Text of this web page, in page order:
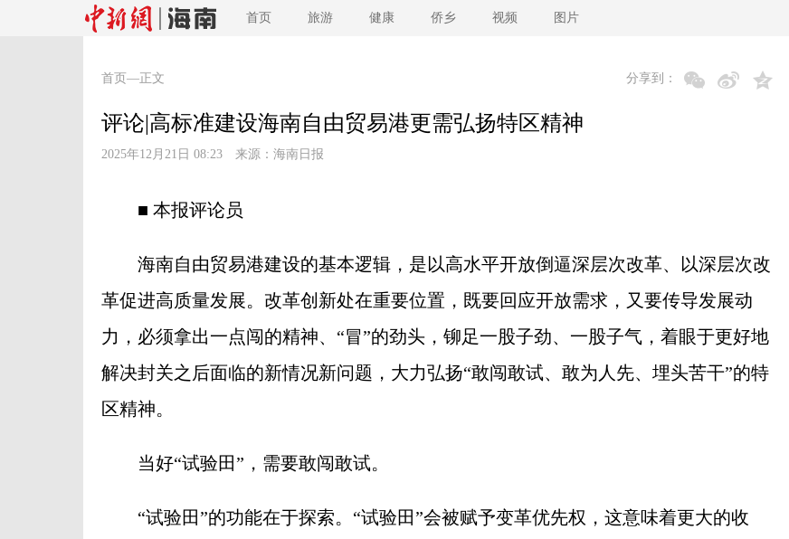
首页 旅游 健康 侨乡 视频 图片
首页 —正文 分享到：
评论|高标准建设海南自由贸易港更需弘扬特区精神
2025年12月21日 08:23 来源： 海南日报
■ 本报评论员
海南自由贸易港建设的基本逻辑，是以高水平开放倒逼深层次改革、以深层次改
革促进高质量发展。改革创新处在重要位置，既要回应开放需求，又要传导发展动
力，必须拿出一点闯的精神、“冒”的劲头，铆足一股子劲、一股子气，着眼于更好地
解决封关之后面临的新情况新问题，大力弘扬“敢闯敢试、敢为人先、埋头苦干”的特
区精神。
当好“试验田”，需要敢闯敢试。
“试验田”的功能在于探索。“试验田”会被赋予变革优先权，这意味着更大的收